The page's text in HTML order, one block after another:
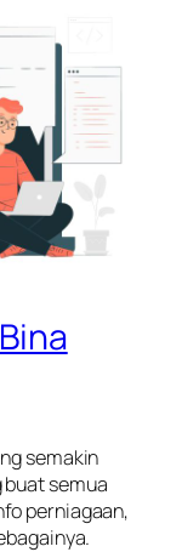
semakin
semua
perniagaan,